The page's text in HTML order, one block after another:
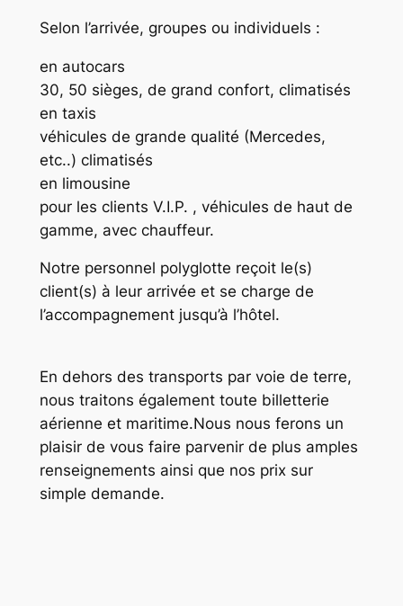
Selon l’arrivée, groupes ou individuels :
en autocars
30, 50 sièges, de grand confort, climatisés
en taxis
véhicules de grande qualité (Mercedes,
etc..) climatisés
en limousine
pour les clients V.I.P. , véhicules de haut de
gamme, avec chauffeur.
Notre personnel polyglotte reçoit le(s)
client(s) à leur arrivée et se charge de
l’accompagnement jusqu’à l’hôtel.
En dehors des transports par voie de terre,
nous traitons également toute billetterie
aérienne et maritime.Nous nous ferons un
plaisir de vous faire parvenir de plus amples
renseignements ainsi que nos prix sur
simple demande.